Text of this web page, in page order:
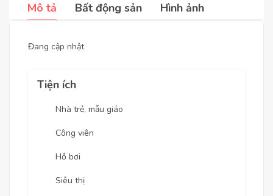
Mô tả Bất động sản Hình ảnh
Đang cập nhật
Tiện ích
Nhà trẻ, mẫu giáo
Công viên
Hồ bơi
Siêu thị